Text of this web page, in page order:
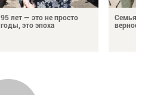
95 лет — это не просто
годы, это эпоха
Семья